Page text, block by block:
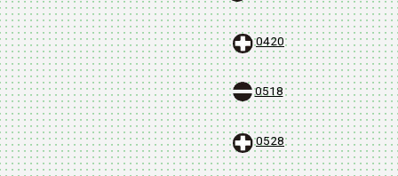
0420
0518
0528